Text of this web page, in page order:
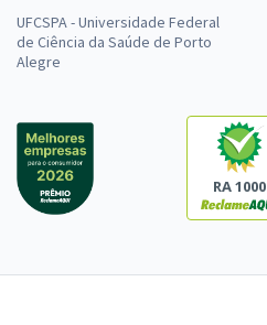
UFCSPA - Universidade Federal
de Ciência da Saúde de Porto
Alegre
RA 1000